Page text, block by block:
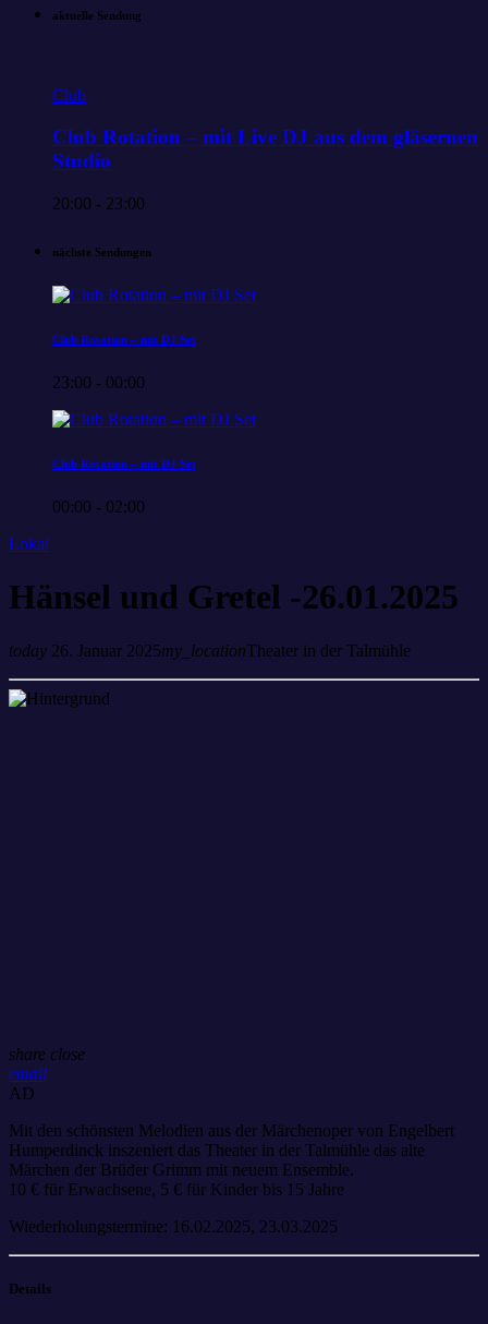
aktuelle Sendung
Club
Club Rotation – mit Live DJ aus dem gläsernen
Studio
20:00 - 23:00
nächste Sendungen
Club Rotation – mit DJ Set
23:00 - 00:00
Club Rotation – mit DJ Set
00:00 - 02:00
Lokal
Hänsel und Gretel -26.01.2025
today 26. Januar 2025my_locationTheater in der Talmühle
share close
email
AD
Mit den schönsten Melodien aus der Märchenoper von Engelbert
Humperdinck inszeniert das Theater in der Talmühle das alte
Märchen der Brüder Grimm mit neuem Ensemble.
10 € für Erwachsene, 5 € für Kinder bis 15 Jahre
Wiederholungstermine: 16.02.2025, 23.03.2025
Details